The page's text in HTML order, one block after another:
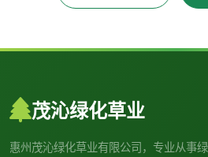
茂沁绿化草业
惠州茂沁绿化草业有限公司，专业从事